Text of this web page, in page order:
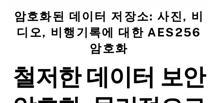
암호화된 데이터 저장소: 사진, 비
디오, 비행기록에 대한 AES256
암호화
철저한 데이터 보안